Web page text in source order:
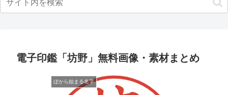
電子印鑑「坊野」無料画像・素材まとめ
ぼから始まる名字